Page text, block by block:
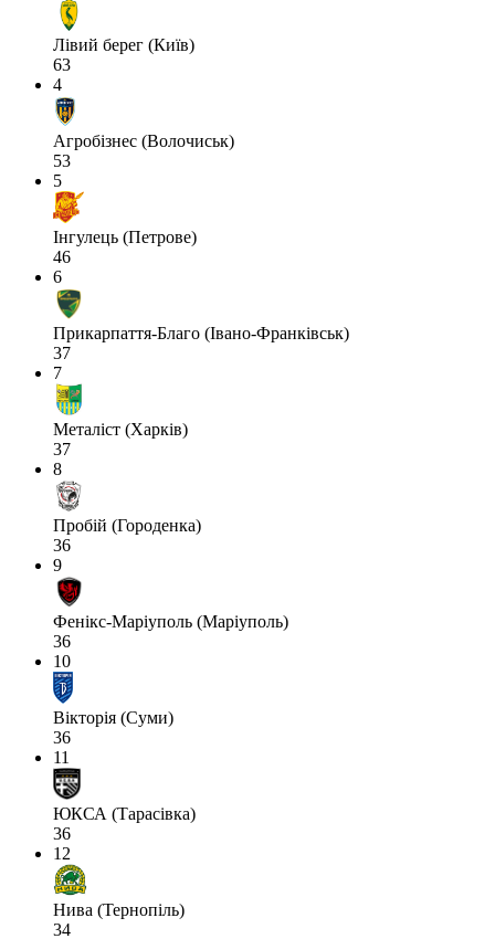
Лівий берег (Київ)
63
4
Агробізнес (Волочиськ)
53
5
Інгулець (Петрове)
46
6
Прикарпаття-Благо (Івано-Франківськ)
37
7
Металіст (Харків)
37
8
Пробій (Городенка)
36
9
Фенікс-Маріуполь (Маріуполь)
36
10
Вікторія (Суми)
36
11
ЮКСА (Тарасівка)
36
12
Нива (Тернопіль)
34